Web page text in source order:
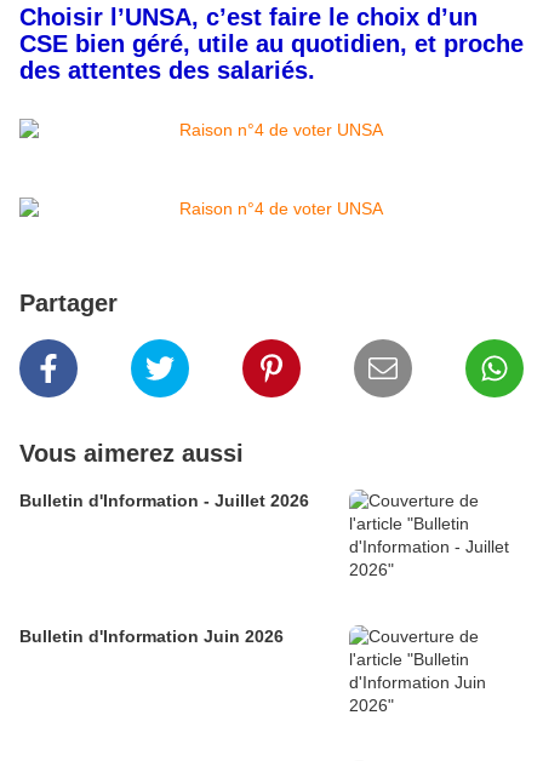
Choisir l’UNSA, c’est faire le choix d’un
CSE bien géré, utile au quotidien, et proche
des attentes des salariés.
Partager
Vous aimerez aussi
Bulletin d'Information - Juillet 2026
Bulletin d'Information Juin 2026